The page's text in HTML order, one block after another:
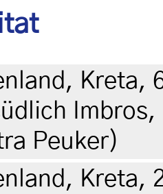
Kreta,
Imbros,
Peuker)
Kreta,